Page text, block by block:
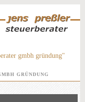
gmbh gründung"
GRÜNDUNG